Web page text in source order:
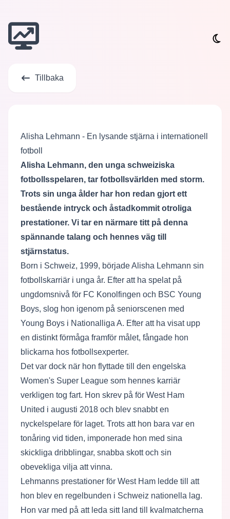
Tillbaka
Alisha Lehmann - En lysande stjärna i internationell
fotboll
Alisha Lehmann, den unga schweiziska
fotbollsspelaren, tar fotbollsvärlden med storm.
Trots sin unga ålder har hon redan gjort ett
bestående intryck och åstadkommit otroliga
prestationer. Vi tar en närmare titt på denna
spännande talang och hennes väg till
stjärnstatus.
Born i Schweiz, 1999, började Alisha Lehmann sin
fotbollskarriär i unga år. Efter att ha spelat på
ungdomsnivå för FC Konolfingen och BSC Young
Boys, slog hon igenom på seniorscenen med
Young Boys i Nationalliga A. Efter att ha visat upp
en distinkt förmåga framför målet, fångade hon
blickarna hos fotbollsexperter.
Det var dock när hon flyttade till den engelska
Women's Super League som hennes karriär
verkligen tog fart. Hon skrev på för West Ham
United i augusti 2018 och blev snabbt en
nyckelspelare för laget. Trots att hon bara var en
tonåring vid tiden, imponerade hon med sina
skickliga dribblingar, snabba skott och sin
obevekliga vilja att vinna.
Lehmanns prestationer för West Ham ledde till att
hon blev en regelbunden i Schweiz nationella lag.
Hon var med på att leda sitt land till kvalmatcherna